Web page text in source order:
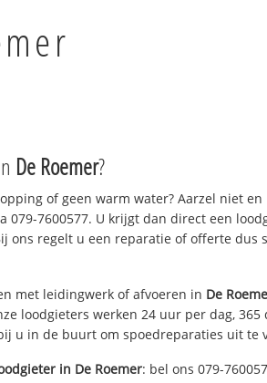
De Roemer?
of geen warm water? Aarzel niet
079-7600577. U krijgt dan direct een
ons regelt u een reparatie of offerte dus
met leidingwerk of afvoeren in De
loodgieters werken 24 uur per dag, 365
u in de buurt om spoedreparaties uit te
in De Roemer: bel ons 079-